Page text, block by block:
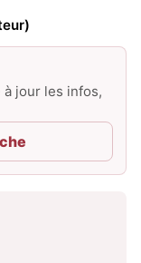
jour les infos,